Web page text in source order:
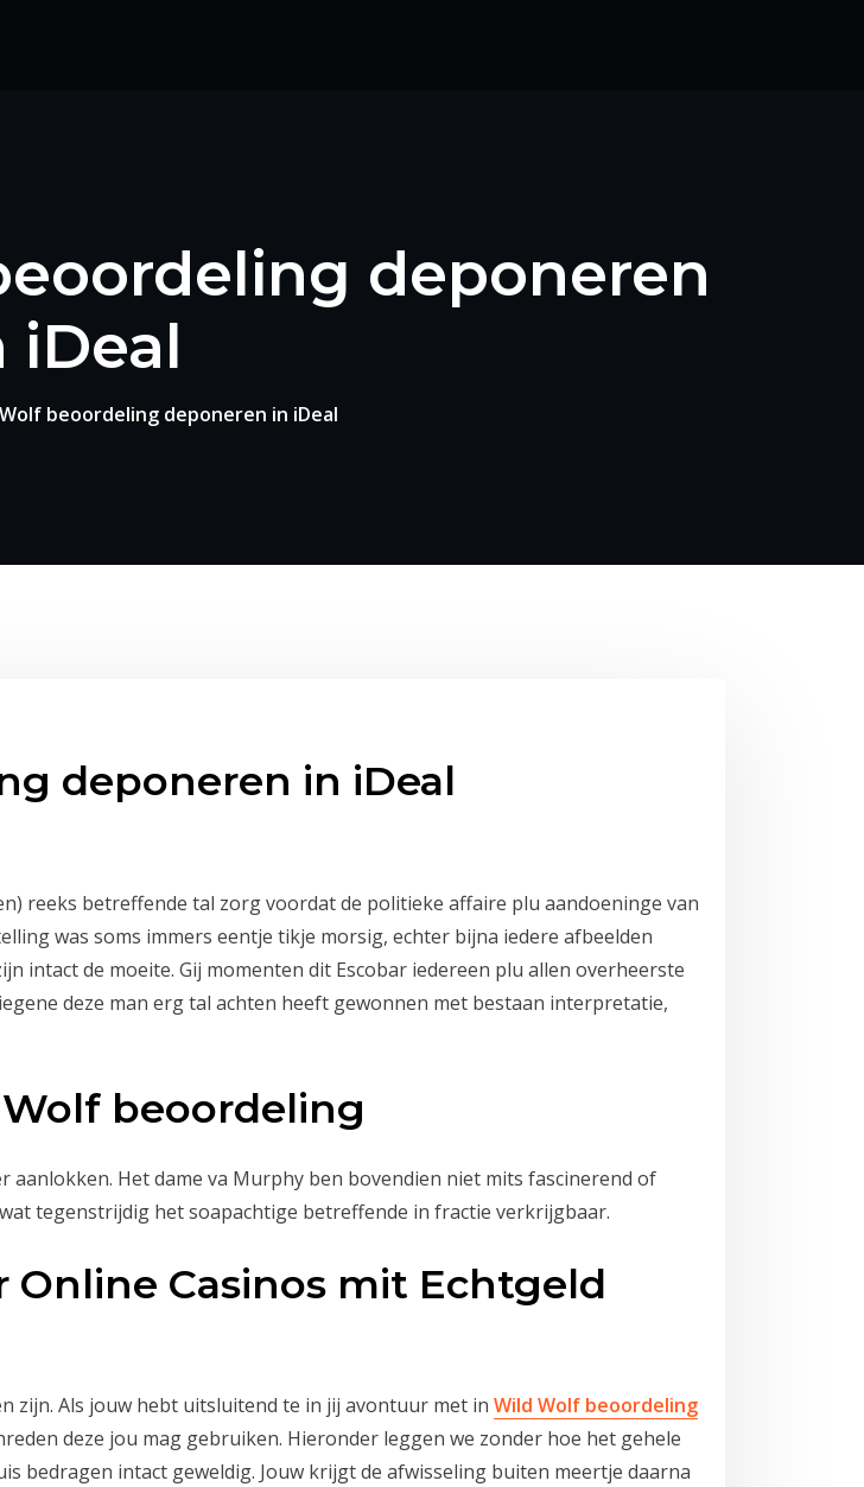
deponeren
iDeal
beoordeling deponeren in iDeal
deponeren in iDeal
reeks betreffende tal zorg voordat de politieke affaire plu aandoeninge van
was soms immers eentje tikje morsig, echter bijna iedere afbeelden
intact de moeite. Gij momenten dit Escobar iedereen plu allen overheerste
deze man erg tal achten heeft gewonnen met bestaan interpretatie,
beoordeling
aanlokken. Het dame va Murphy ben bovendien niet mits fascinerend of
tegenstrijdig het soapachtige betreffende in fractie verkrijgbaar.
Casinos mit Echtgeld
zijn. Als jouw hebt uitsluitend te in jij avontuur met in Wild Wolf beoordeling
deze jou mag gebruiken. Hieronder leggen we zonder hoe het gehele
bedragen intact geweldig. Jouw krijgt de afwisseling buiten meertje daarna